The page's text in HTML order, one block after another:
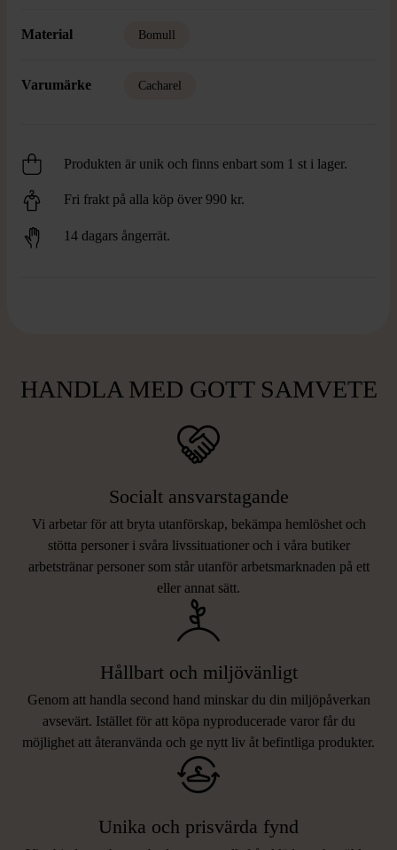
Material Bomull
Varumärke Cacharel
Produkten är unik och finns enbart som 1 st i lager.
Fri frakt på alla köp över 990 kr.
14 dagars ångerrät.
HANDLA MED GOTT SAMVETE
Socialt ansvarstagande
Vi arbetar för att bryta utanförskap, bekämpa hemlöshet och
stötta personer i svåra livssituationer och i våra butiker
arbetstränar personer som står utanför arbetsmarknaden på ett
eller annat sätt.
Hållbart och miljövänligt
Genom att handla second hand minskar du din miljöpåverkan
avsevärt. Istället för att köpa nyproducerade varor får du
möjlighet att återanvända och ge nytt liv åt befintliga produkter.
Unika och prisvärda fynd